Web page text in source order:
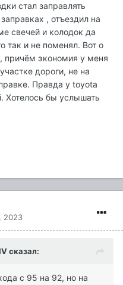
стал заправлять
, отъездил на
свечей и колодок да
так и не поменял. Вот о
причём экономия у меня
дороги, не на
Правда у toyota
Хотелось бы услышать
2023
сказал:
с 95 на 92, но на